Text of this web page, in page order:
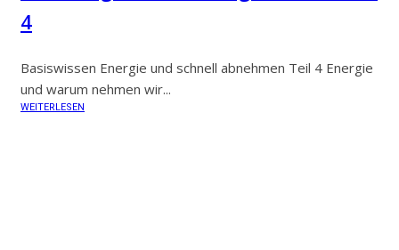
4
Basiswissen Energie und schnell abnehmen Teil 4 Energie
und warum nehmen wir...
WEITERLESEN